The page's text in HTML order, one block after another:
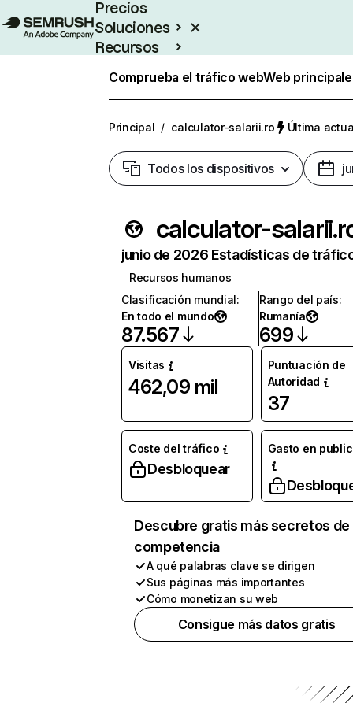
Precios
Soluciones
Recursos
Comprueba el tráfico webWeb
Principal / calculator-salarii.ro Última
Todos los dispositivos
calculator-
junio de 2026 Estadísticas de
Recursos humanos
Clasificación mundial:
En todo el mundo
87.567
Rango del país:
Rumanía
699
Visitas
462,09 mil
Puntuación de
Autoridad
37
Coste del tráfico
Desbloquear
Gasto en
Descubre gratis más secretos de
competencia
A qué palabras clave se dirigen
Sus páginas más importantes
Cómo monetizan su web
Consigue más datos gratis